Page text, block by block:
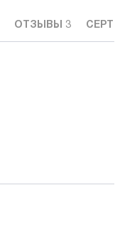
ОТЗЫВЫ 3